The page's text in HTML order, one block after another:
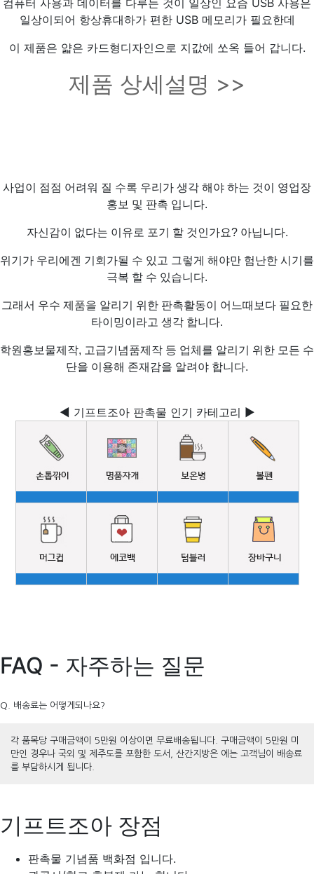
일상이되어 항상휴대하가 편한 USB 메모리가 필요한데
이 제품은 얇은 카드형디자인으로 지값에 쏘옥 들어 갑니다.
제품 상세설명 >>
사업이 점점 어려워 질 수록 우리가 생각 해야 하는 것이 영업장
홍보 및 판촉 입니다.
자신감이 없다는 이유로 포기 할 것인가요? 아닙니다.
위기가 우리에겐 기회가될 수 있고 그렇게 해야만 험난한 시기를
극복 할 수 있습니다.
그래서 우수 제품을 알리기 위한 판촉활동이 어느때보다 필요한
타이밍이라고 생각 합니다.
학원홍보물제작, 고급기념품제작 등 업체를 알리기 위한 모든 수
단을 이용해 존재감을 알려야 합니다.
◀ 기프트조아 판촉물 인기 카테고리 ▶
FAQ - 자주하는 질문
Q. 배송료는 어떻게되나요?
각 품목당 구매금액이 5만원 이상이면 무료배송됩니다. 구매금액이 5만원 미
만인 경우나 국외 및 제주도를 포함한 도서, 산간지방은 에는 고객님이 배송료
를 부담하시게 됩니다.
기프트조아 장점
판촉물 기념품 백화점 입니다.